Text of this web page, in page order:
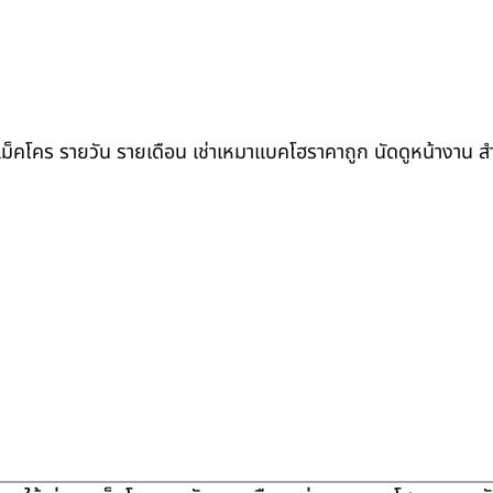
โคร รายวัน รายเดือน เช่าเหมาแบคโฮราคาถูก นัดดูหน้างาน ส